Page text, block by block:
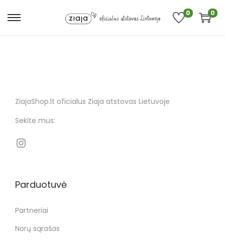
0 0
ZiajaShop.lt oficialus Ziaja atstovas Lietuvoje
Sekite mus:
Parduotuvė
Partneriai
Norų sąrašas